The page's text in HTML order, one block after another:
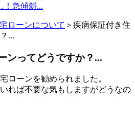
！急傾斜...
ローンについて ＞疾病保証付き住
...
ンってどうですか？...
ローンを勧められました。
れば不要な気もしますがどうなの